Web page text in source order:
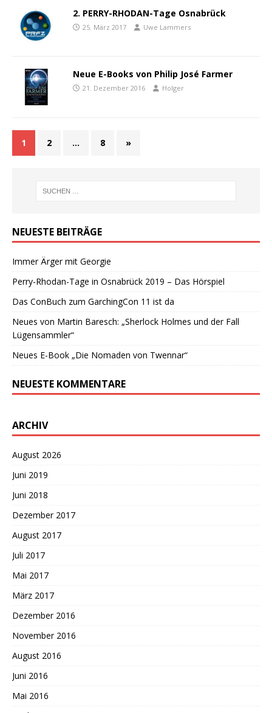
2. PERRY-RHODAN-Tage Osnabrück
25. März 2017 Uwe Lammers
Neue E-Books von Philip José Farmer
21. Dezember 2016 Holger
1 2 … 8 »
NEUESTE BEITRÄGE
Immer Ärger mit Georgie
Perry-Rhodan-Tage in Osnabrück 2019 – Das Hörspiel
Das ConBuch zum GarchingCon 11 ist da
Neues von Martin Baresch: „Sherlock Holmes und der Fall
Lügensammler“
Neues E-Book „Die Nomaden von Twennar“
NEUESTE KOMMENTARE
ARCHIV
August 2026
Juni 2019
Juni 2018
Dezember 2017
August 2017
Juli 2017
Mai 2017
März 2017
Dezember 2016
November 2016
August 2016
Juni 2016
Mai 2016